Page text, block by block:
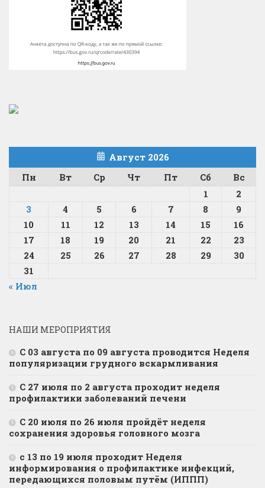
Август 2026
Пн
Вт Ср Чт Пт Сб
Вс
1
2
3
4 5 6 7 8
9
10
11 12 13 14 15
16
17
18 19 20 21 22
23
24
25 26 27 28 29
30
31
« Июл
НАШИ МЕРОПРИЯТИЯ
С 03 августа по 09 августа проводится Неделя
популяризации грудного вскармливания
С 27 июля по 2 августа проходит неделя
профилактики заболеваний печени
С 20 июля по 26 июля пройдёт неделя
сохранения здоровья головного мозга
с 13 по 19 июля проходит Неделя
информирования о профилактике инфекций,
передающихся половым путём (ИППП)